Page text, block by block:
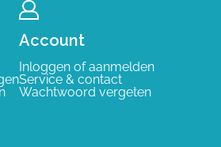
Account
Inloggen of aanmelden
Service & contact
Wachtwoord vergeten